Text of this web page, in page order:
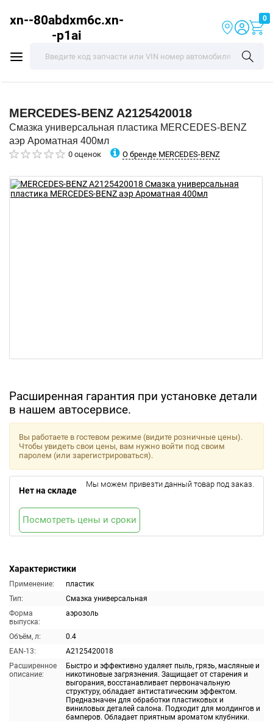
xn--80abdxm6c.xn-
-p1ai
0
MERCEDES-BENZ A2125420018
Смазка универсальная пластика MERCEDES-BENZ
аэр Ароматная 400мл
0 оценок О бренде MERCEDES-BENZ
Расширенная гарантия при установке детали
в нашем автосервисе.
Характеристики
Применение:
пластик
Тип:
Смазка универсальная
Форма
выпуска:
аэрозоль
Объём, л:
0.4
EAN-13:
A2125420018
Расширенное
описание:
Быстро и эффективно удаляет пыль, грязь, масляные и
никотиновые загрязнения. Защищает от старения и
выгорания, восстанавливает первоначальную
структуру, обладает антистатическим эффектом.
Предназначен для обработки пластиковых и
виниловых деталей салона. Подходит для молдингов и
бамперов. Обладает приятным ароматом клубники.
Вы работаете в гостевом режиме (видите розничные цены).
Чтобы увидеть свои цены, вам нужно войти под своим
паролем (или зарегистрироваться).
Нет на складе
Мы можем привезти данный товар под заказ.
Посмотреть цены и сроки